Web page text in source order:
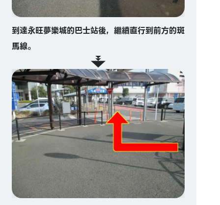
到達永旺夢樂城的巴士站後，繼續直行到前方的斑
馬線。